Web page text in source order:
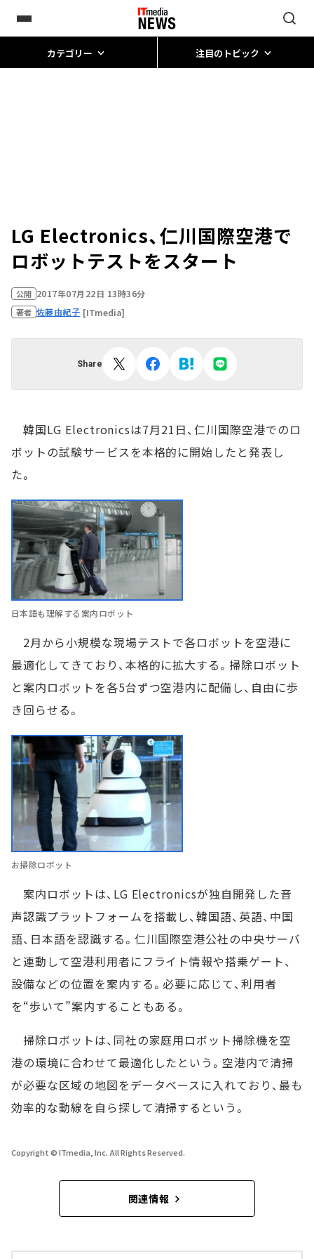
カテゴリー 注目のトピック
LG Electronics、仁川国際空港で
ロボットテストをスタート
公開 2017年07月22日 13時36分
著者 佐藤由紀子 [ITmedia]
Share
韓国LG Electronicsは7月21日、仁川国際空港でのロ
ボットの試験サービスを本格的に開始したと発表し
た。
日本語も理解する案内ロボット
2月から小規模な現場テストで各ロボットを空港に
最適化してきており、本格的に拡大する。掃除ロボット
と案内ロボットを各5台ずつ空港内に配備し、自由に歩
き回らせる。
お掃除ロボット
案内ロボットは、LG Electronicsが独自開発した音
声認識プラットフォームを搭載し、韓国語、英語、中国
語、日本語を認識する。仁川国際空港公社の中央サーバ
と連動して空港利用者にフライト情報や搭乗ゲート、
設備などの位置を案内する。必要に応じて、利用者
を“歩いて”案内することもある。
掃除ロボットは、同社の家庭用ロボット掃除機を空
港の環境に合わせて最適化したという。空港内で清掃
が必要な区域の地図をデータベースに入れており、最も
効率的な動線を自ら探して清掃するという。
Copyright © ITmedia, Inc. All Rights Reserved.
関連情報